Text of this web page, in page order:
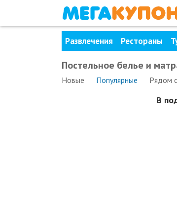
Развлечения Рестораны
Постельное белье и
Новые Популярные Рядом
В